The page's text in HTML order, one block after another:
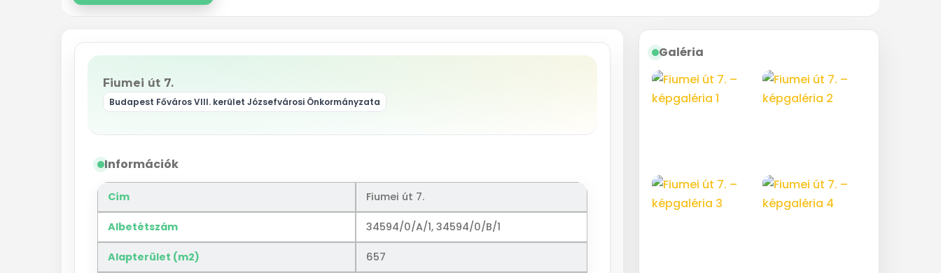
Fiumei út 7.
Budapest Főváros VIII. kerület Józsefvárosi Önkormányzata
Információk
Cím Fiumei út 7.
Albetétszám 34594/0/A/1, 34594/0/B/1
Alapterület (m2) 657
Galéria